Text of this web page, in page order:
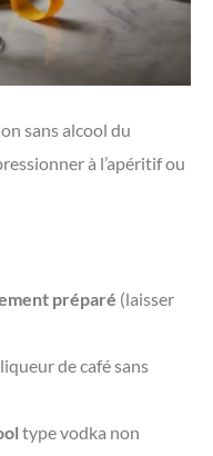
sans alcool du
à l’apéritif ou
préparé (laisser
de café sans
type vodka non